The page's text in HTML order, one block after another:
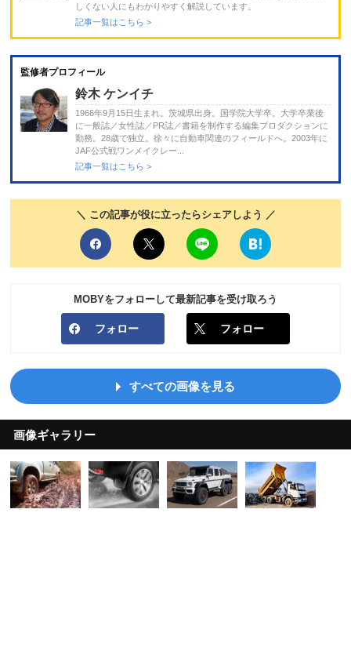
しくない人にもわかりやすく解説しています。
記事一覧はこちら >
監修者プロフィール
鈴木 ケンイチ
1966年9月15日生まれ。茨城県出身。国学院大学卒。大学卒業後
に一般誌／女性誌／PR誌／書籍を制作する編集プロダクションに
勤務。28歳で独立。徐々に自動車関連のフィールドへ。2003年に
JAF公式戦ワンメイクレー...
記事一覧はこちら >
＼ この記事が役に立ったらシェアしよう ／
MOBYをフォローして最新記事を受け取ろう
フォロー フォロー
すべての画像を見る
画像ギャラリー